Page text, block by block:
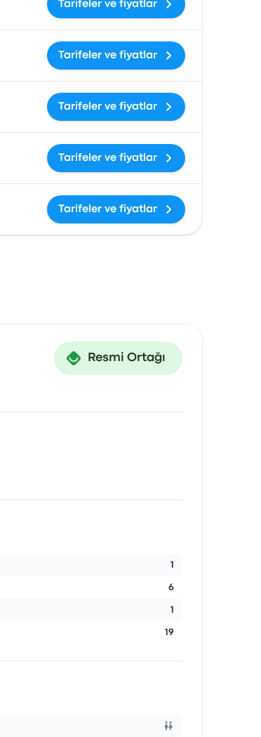
Tarifeler ve fiyatlar
Tarifeler ve fiyatlar
Tarifeler ve fiyatlar
Tarifeler ve fiyatlar
Tarifeler ve fiyatlar
Resmi Ortağı
1
6
1
19